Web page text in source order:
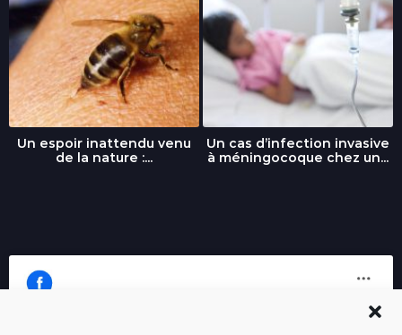
Un espoir inattendu venu
de la nature :...
Un cas d’infection invasive
à méningocoque chez un...